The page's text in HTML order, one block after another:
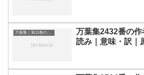
万葉集｜第11巻の和歌一覧
万葉集2432番の作
読み｜意味・訳｜